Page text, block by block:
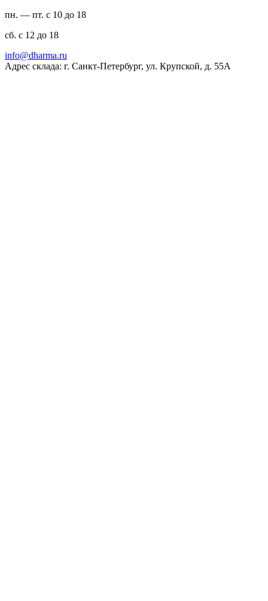
пн. — пт. с 10 до 18
сб. с 12 до 18
ur.amrahd@ofni
Адрес склада: г. Санкт-Петербург, ул. Крупской, д. 55А